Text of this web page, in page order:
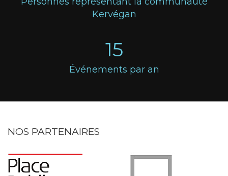
Kervégan
15
Événements par an
NOS PARTENAIRES